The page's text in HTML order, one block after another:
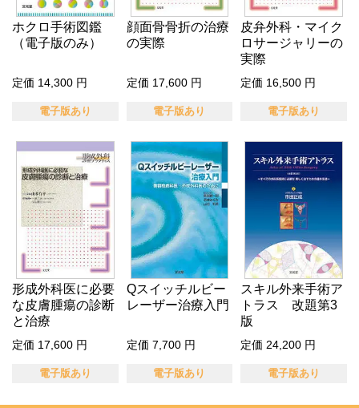
ホクロ手術図鑑
（電子版のみ）
定価 14,300 円
電子版あり
顔面骨骨折の治療
の実際
定価 17,600 円
電子版あり
皮弁外科・マイク
ロサージャリーの
実際
定価 16,500 円
電子版あり
形成外科医に必要
な皮膚腫瘍の診断
と治療
定価 17,600 円
電子版あり
Qスイッチルビー
レーザー治療入門
定価 7,700 円
電子版あり
スキル外来手術ア
トラス 改題第3
版
定価 24,200 円
電子版あり